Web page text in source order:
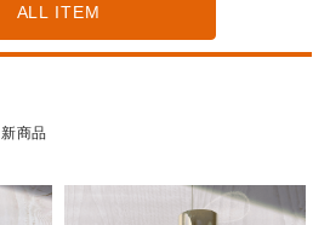
ALL ITEM
新商品